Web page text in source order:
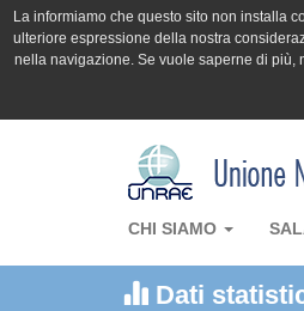
La informiamo che questo sito non installa
ulteriore espressione della nostra
nella navigazione. Se vuole saperne di più,
CHI SIAMO
Dati